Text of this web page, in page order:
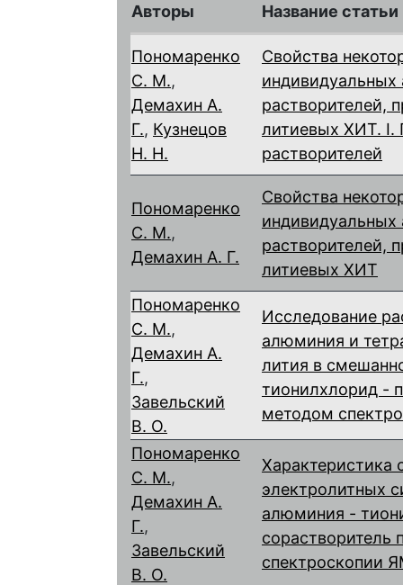
Авторы Название статьи
Пономаренко
С. М.,
Демахин А.
Г., Кузнецов
Н. Н.
Свойства
индивидуальных
растворителей,
литиевых ХИТ. I.
растворителей
Пономаренко
С. М.,
Демахин А. Г.
Свойства
индивидуальных
растворителей,
литиевых ХИТ
Пономаренко
С. М.,
Демахин А.
Г.,
Завельский
В. О.
Исследование
алюминия и
лития в
тионилхлорид -
методом
Пономаренко
С. М.,
Демахин А.
Г.,
Завельский
В. О.
Характеристика
электролитных
алюминия -
сорастворитель
спектроскопии